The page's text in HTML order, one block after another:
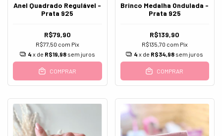
Anel Quadrado Regulável -
Prata 925
R$79,90
R$77,50 com Pix
4 x de R$19,98 sem juros
COMPRAR
Brinco Medalha Ondulada -
Prata 925
R$139,90
R$135,70 com Pix
4 x de R$34,98 sem juros
COMPRAR